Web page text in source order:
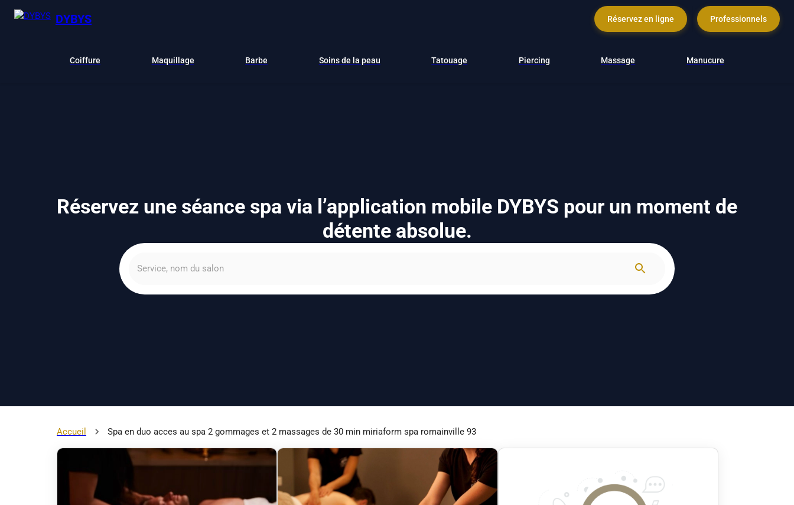
DYBYS Réservez en ligne Professionnels
Coiffure Maquillage Barbe Soins de la peau Tatouage Piercing Massage Manucure
Réservez une séance spa via l’application mobile DYBYS pour un moment de
détente absolue.
Accueil Spa en duo acces au spa 2 gommages et 2 massages de 30 min miriaform spa romainville 93